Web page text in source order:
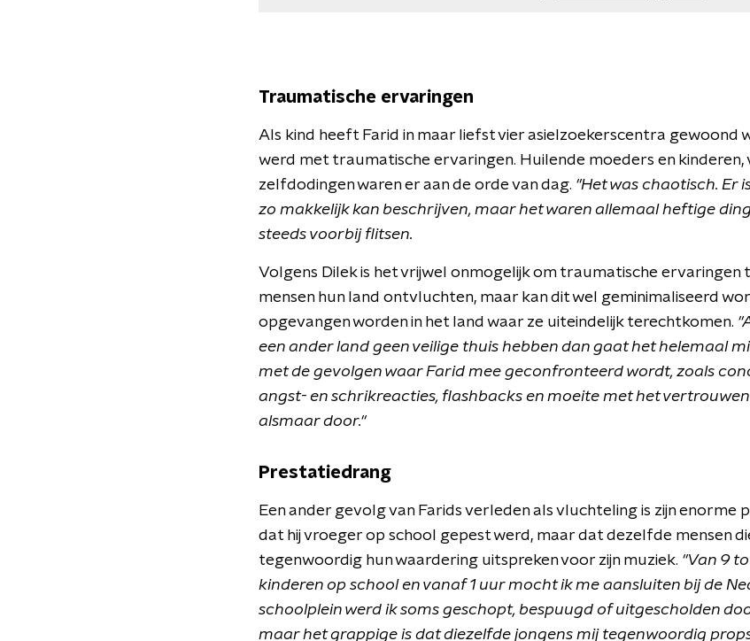
Traumatische ervaringen
Als kind heeft Farid in maar liefst vier asielzoekerscentra gewoond
werd met traumatische ervaringen. Huilende moeders en kinderen,
zelfdodingen waren er aan de orde van dag. "Het was chaotisch. Er
zo makkelijk kan beschrijven, maar het waren allemaal heftige
steeds voorbij flitsen.
Volgens Dilek is het vrijwel onmogelijk om traumatische ervaringen
mensen hun land ontvluchten, maar kan dit wel geminimaliseerd
opgevangen worden in het land waar ze uiteindelijk terechtkomen.
een ander land geen veilige thuis hebben dan gaat het helemaal
met de gevolgen waar Farid mee geconfronteerd wordt, zoals
angst- en schrikreacties, flashbacks en moeite met het
alsmaar door."
Prestatiedrang
Een ander gevolg van Farids verleden als vluchteling is zijn
dat hij vroeger op school gepest werd, maar dat dezelfde mensen
tegenwoordig hun waardering uitspreken voor zijn muziek. "Van 9
kinderen op school en vanaf 1 uur mocht ik me aansluiten bij de
schoolplein werd ik soms geschopt, bespuugd of uitgescholden
maar het grappige is dat diezelfde jongens mij tegenwoordig